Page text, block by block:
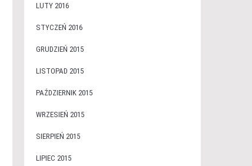
LUTY 2016
STYCZEŃ 2016
GRUDZIEŃ 2015
LISTOPAD 2015
PAŹDZIERNIK 2015
WRZESIEŃ 2015
SIERPIEŃ 2015
LIPIEC 2015